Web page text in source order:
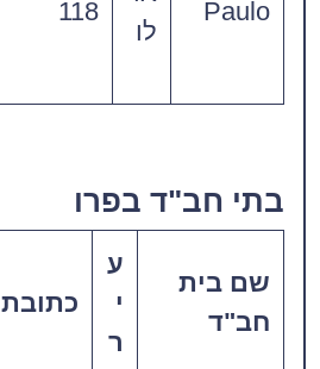
Paulo
לו
118
בתי חב"ד בפרו
שם בית
חב"ד
ע
י
ר
כתובת